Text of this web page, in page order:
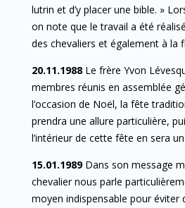
lutrin et d’y placer une bible. »
on note que le travail a été
des chevaliers et également à la
20.11.1988 Le frère Yvon
membres réunis en assemblée
l’occasion de Noël, la fête
prendra une allure particulière,
l’intérieur de cette fête en sera
15.01.1989Dans son message
chevalier nous parle
moyen indispensable pour éviter